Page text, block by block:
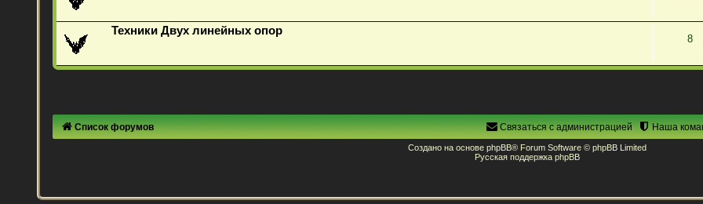
Техники Двух линейных опор
8
Список форумов Наша
Связаться с администрацией
Создано на основе phpBB® Forum Software © phpBB Limited
Русская поддержка phpBB